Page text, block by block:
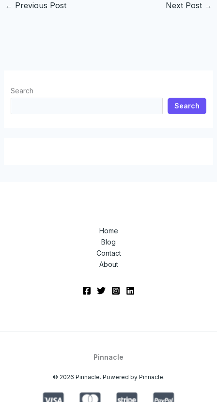
← Previous Post Next Post →
Search
Search
Home
Blog
Contact
About
Pinnacle
© 2026 Pinnacle. Powered by Pinnacle.